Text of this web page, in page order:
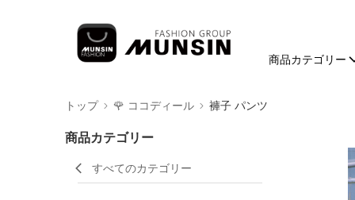
商品カテゴリー
トップ 🌹 ココディール 褲子 パンツ
商品カテゴリー
すべてのカテゴリー